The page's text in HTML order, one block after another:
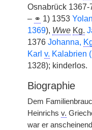
Osnabrück 1367-
– ⚭ 1) 1353
1369), Wwe Kg.
1376 Johanna,
Karl v. Kalabrien
1328); kinderlos.
Biographie
Dem
Heinrichs v.
war er